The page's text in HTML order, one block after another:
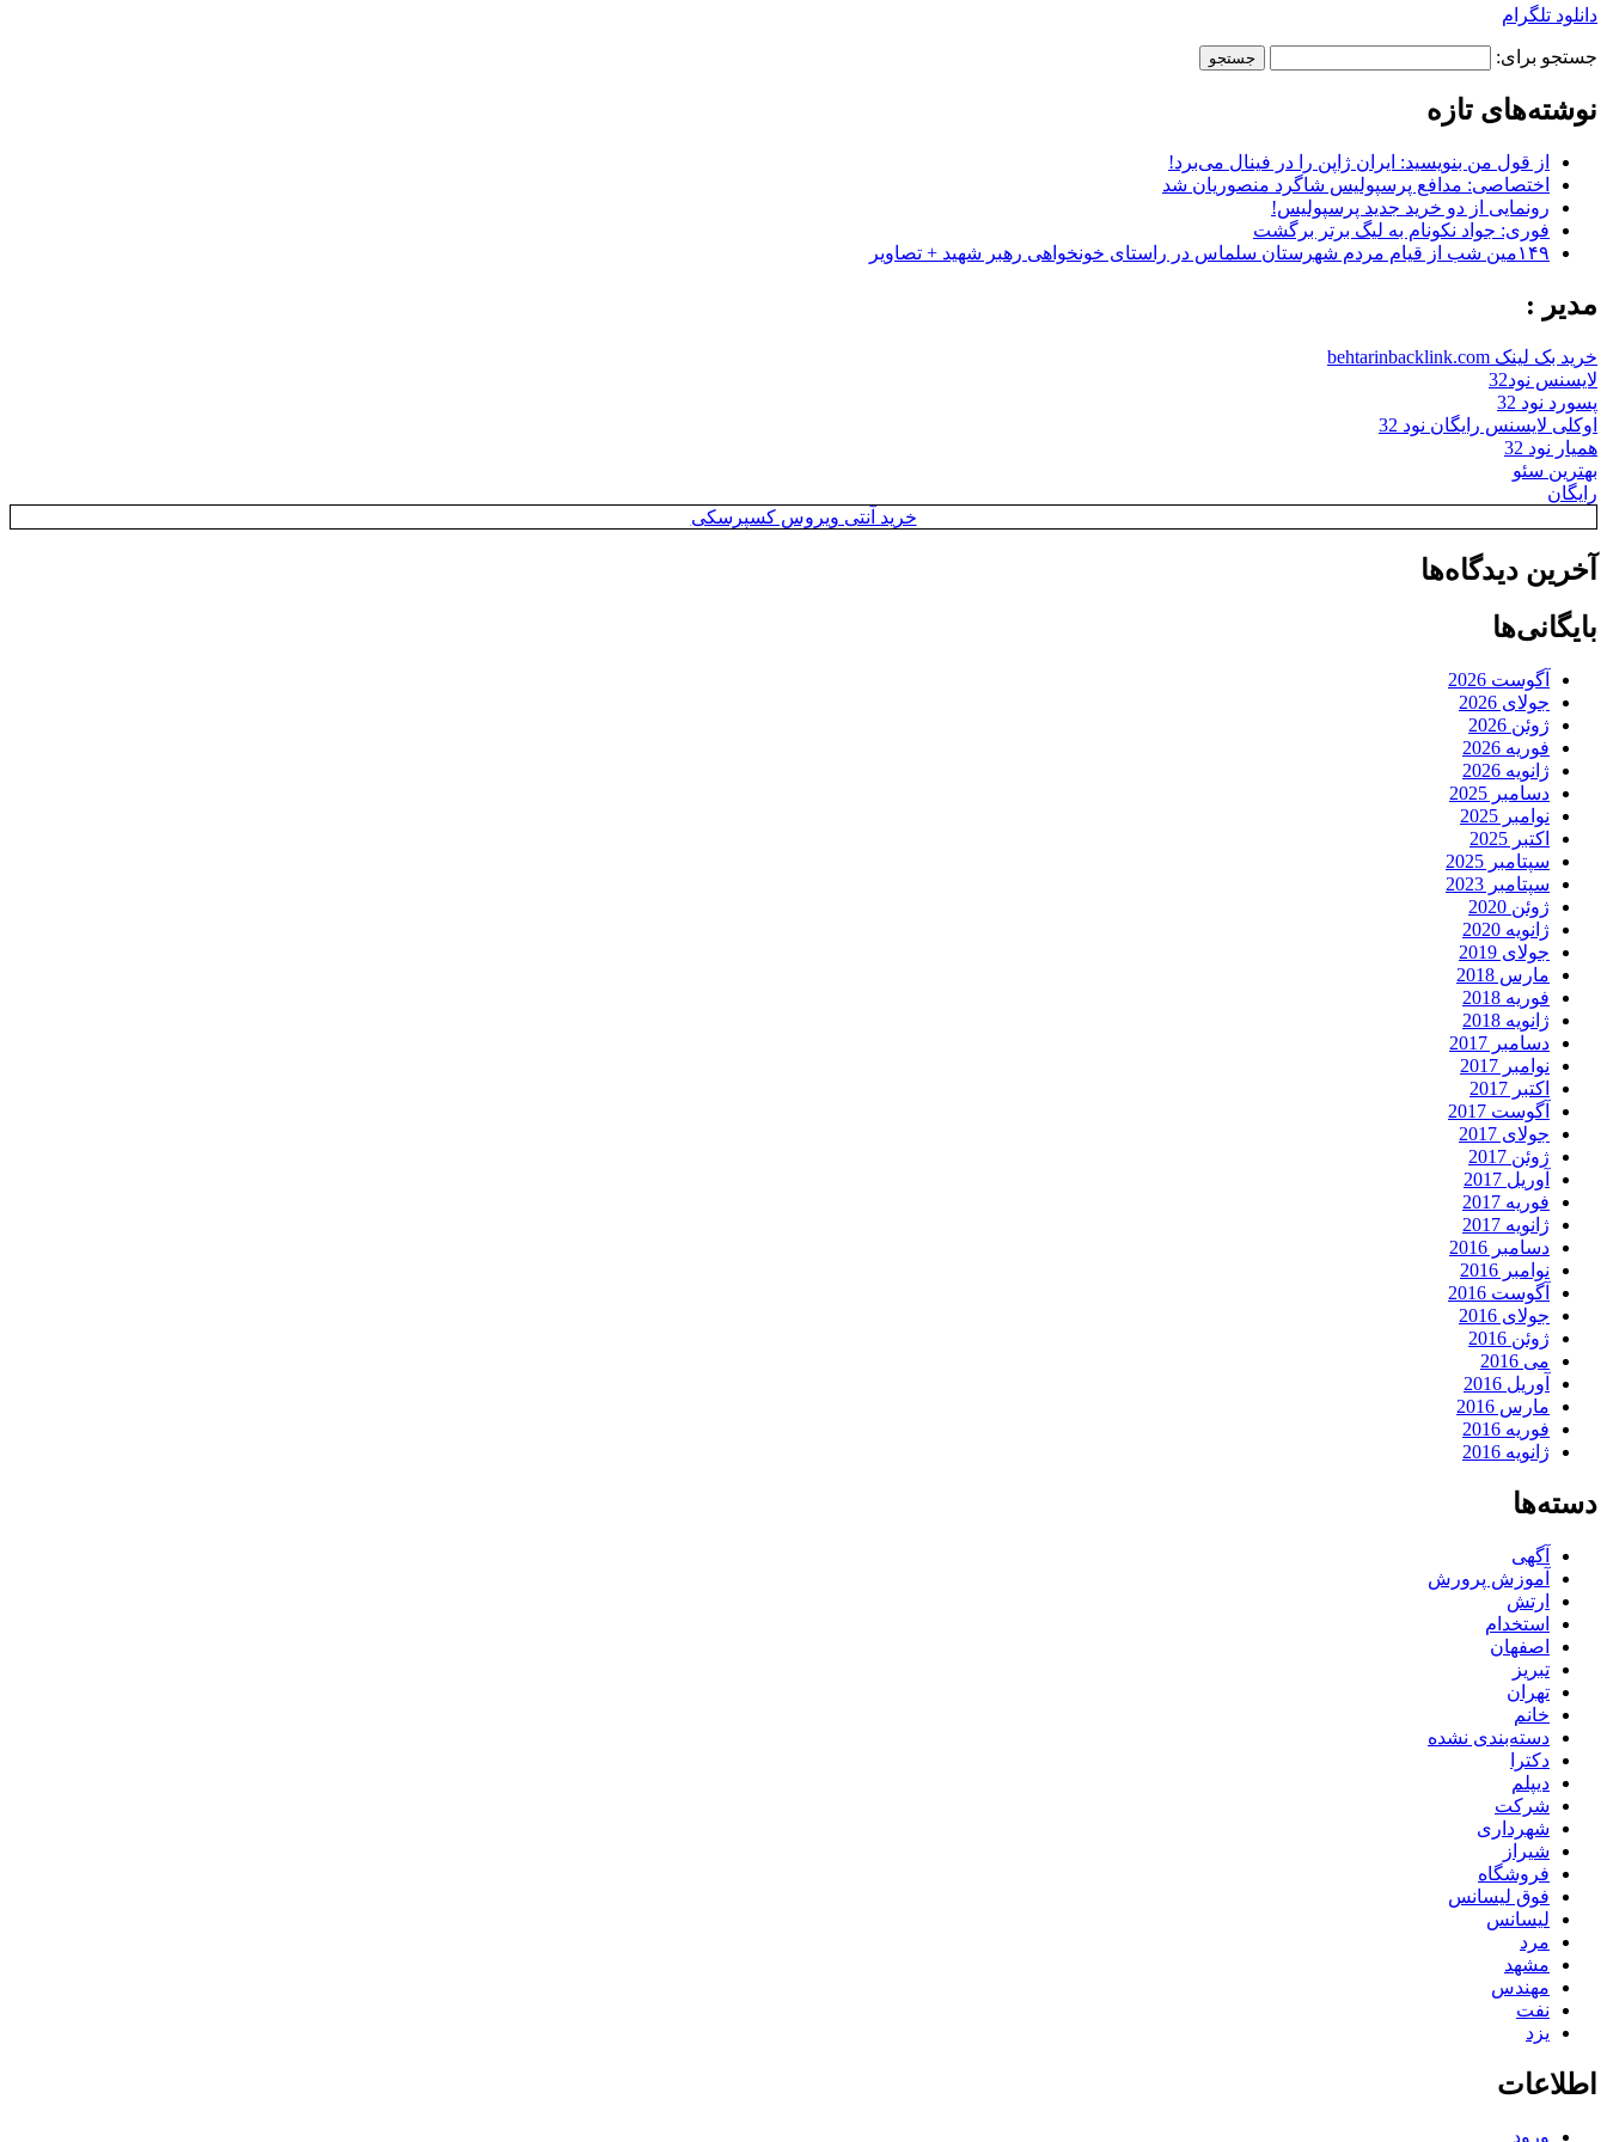
دانلود تلگرام
جستجو برای:
نوشته‌های تازه
از قول من بنویسید: ایران ژاپن را در فینال می‌برد!
اختصاصی: مدافع پرسپولیس شاگرد منصوریان شد
رونمایی از دو خرید جدید پرسپولیس!
فوری: جواد نکونام به لیگ برتر برگشت
۱۴۹مین شب از قیام مردم شهرستان سلماس در راستای خونخواهی رهبر شهید + تصاویر
مدیر :
خرید بک لینک behtarinbacklink.com
لایسنس نود32
پسورد نود 32
اوکلی لایسنس رایگان نود 32
همیار نود 32
بهترین سئو
رایگان
خرید آنتی ویروس کسپرسکی
آخرین دیدگاه‌ها
بایگانی‌ها
آگوست 2026
جولای 2026
ژوئن 2026
فوریه 2026
ژانویه 2026
دسامبر 2025
نوامبر 2025
اکتبر 2025
سپتامبر 2025
سپتامبر 2023
ژوئن 2020
ژانویه 2020
جولای 2019
مارس 2018
فوریه 2018
ژانویه 2018
دسامبر 2017
نوامبر 2017
اکتبر 2017
آگوست 2017
جولای 2017
ژوئن 2017
آوریل 2017
فوریه 2017
ژانویه 2017
دسامبر 2016
نوامبر 2016
آگوست 2016
جولای 2016
ژوئن 2016
می 2016
آوریل 2016
مارس 2016
فوریه 2016
ژانویه 2016
دسته‌ها
آگهی
آموزش پرورش
ارتش
استخدام
اصفهان
تبریز
تهران
خانم
دسته‌بندی نشده
دکترا
دیپلم
شرکت
شهرداری
شیراز
فروشگاه
فوق لیسانس
لیسانس
مرد
مشهد
مهندس
نفت
یزد
اطلاعات
ورود